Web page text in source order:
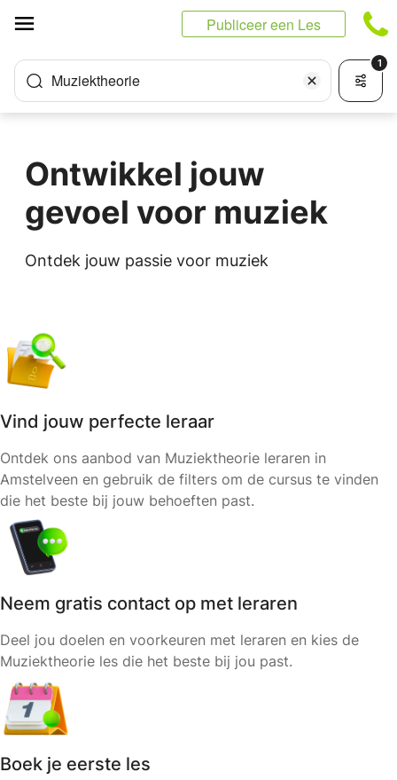
Publiceer een Les
Muziektheorie
1
Ontwikkel jouw
gevoel voor muziek
Ontdek jouw passie voor muziek
Vind jouw perfecte leraar
Ontdek ons aanbod van Muziektheorie leraren in
Amstelveen en gebruik de filters om de cursus te vinden
die het beste bij jouw behoeften past.
Neem gratis contact op met leraren
Deel jou doelen en voorkeuren met leraren en kies de
Muziektheorie les die het beste bij jou past.
Boek je eerste les